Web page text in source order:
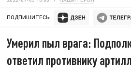
ПОДПИШИТЕСЬ:
Умерил пыл врага:
ответил противнику